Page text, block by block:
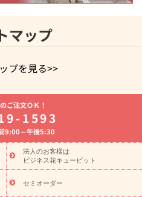
マップ
プを見る>>
特集
誕生日フラワーギフト特集
開店・開業祝い
お供え・お悔やみの花
贈る花 胡蝶蘭・花鉢
ひまわり ギフト・プレゼント
季節のイベント
お盆 花（新
）
お盆・お供え 花とセットギ
フラワー
ひまわり ギフト・プ
ご注文ＯＫ！
1593
9:00～午後5:30
法人のお客様は
ビジネス花キューピット
セミオーダー